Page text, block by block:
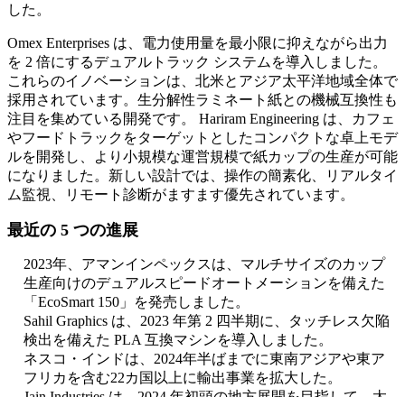
した。
Omex Enterprises は、電力使用量を最小限に抑えながら出力
を 2 倍にするデュアルトラック システムを導入しました。
これらのイノベーションは、北米とアジア太平洋地域全体で
採用されています。生分解性ラミネート紙との機械互換性も
注目を集めている開発です。 Hariram Engineering は、カフェ
やフードトラックをターゲットとしたコンパクトな卓上モデ
ルを開発し、より小規模な運営規模で紙カップの生産が可能
になりました。新しい設計では、操作の簡素化、リアルタイ
ム監視、リモート診断がますます優先されています。
最近の 5 つの進展
2023年、アマンインペックスは、マルチサイズのカップ
生産向けのデュアルスピードオートメーションを備えた
「EcoSmart 150」を発売しました。
Sahil Graphics は、2023 年第 2 四半期に、タッチレス欠陥
検出を備えた PLA 互換マシンを導入しました。
ネスコ・インドは、2024年半ばまでに東南アジアや東ア
フリカを含む22カ国以上に輸出事業を拡大した。